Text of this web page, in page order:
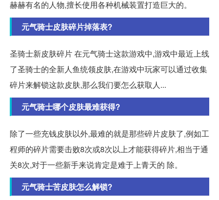
赫赫有名的人物,擅长使用各种机械装置打造巨大的。
元气骑士皮肤碎片掉落表?
圣骑士新皮肤碎片 在元气骑士这款游戏中,游戏中最近上线
了圣骑士的全新人鱼统领皮肤,在游戏中玩家可以通过收集
碎片来解锁这款皮肤,那么我们要怎么获取人...
元气骑士哪个皮肤最难获得?
除了一些充钱皮肤以外,最难的就是那些碎片皮肤了,例如工
程师的碎片需要击败8次或8次以上才能获得碎片,相当于通
关8次,对于一些新手来说肯定是难于上青天的 除。
元气骑士苦皮肤怎么解锁?